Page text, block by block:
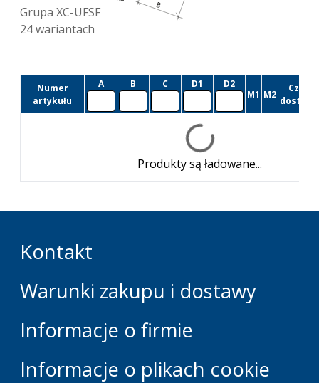
Grupa XC-UFSF
24wariantach
Numer
artykułu
A B C D1
D2
M1 M2
Czas
dostawy
Produkty są ładowane...
Kontakt
Warunki zakupu i dostawy
Informacje o firmie
Informacje o plikach cookie